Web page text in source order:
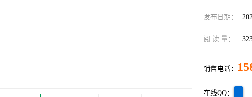
发布日期：
阅 读 量： 323
销售电话：
在线QQ：